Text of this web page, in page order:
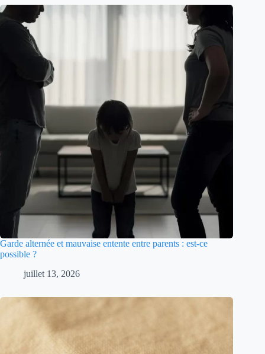
Garde alternée et mauvaise entente entre parents : est-ce
possible ?
juillet 13, 2026